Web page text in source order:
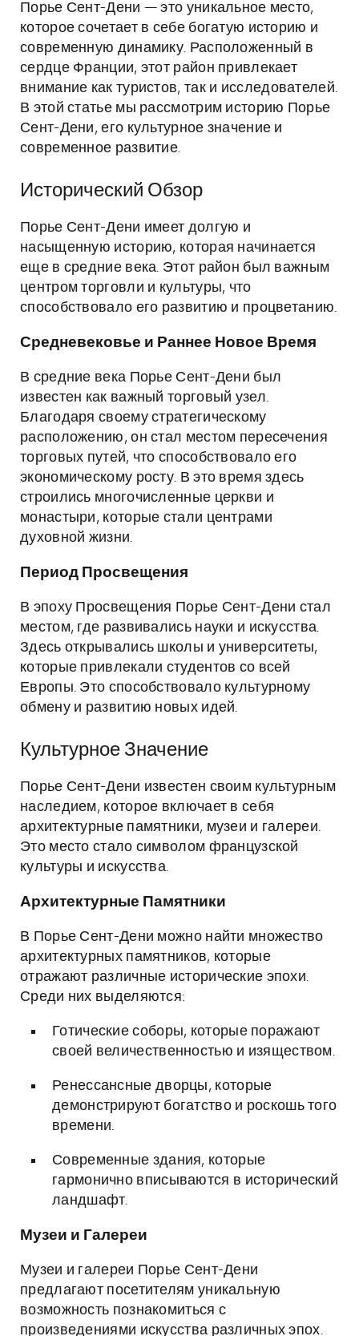
Порье Сент-Дени — это уникальное место,
которое сочетает в себе богатую историю и
современную динамику. Расположенный в
сердце Франции, этот район привлекает
внимание как туристов, так и исследователей.
В этой статье мы рассмотрим историю Порье
Сент-Дени, его культурное значение и
современное развитие.
Исторический Обзор
Порье Сент-Дени имеет долгую и
насыщенную историю, которая начинается
еще в средние века. Этот район был важным
центром торговли и культуры, что
способствовало его развитию и процветанию.
Средневековье и Раннее Новое Время
В средние века Порье Сент-Дени был
известен как важный торговый узел.
Благодаря своему стратегическому
расположению, он стал местом пересечения
торговых путей, что способствовало его
экономическому росту. В это время здесь
строились многочисленные церкви и
монастыри, которые стали центрами
духовной жизни.
Период Просвещения
В эпоху Просвещения Порье Сент-Дени стал
местом, где развивались науки и искусства.
Здесь открывались школы и университеты,
которые привлекали студентов со всей
Европы. Это способствовало культурному
обмену и развитию новых идей.
Культурное Значение
Порье Сент-Дени известен своим культурным
наследием, которое включает в себя
архитектурные памятники, музеи и галереи.
Это место стало символом французской
культуры и искусства.
Архитектурные Памятники
В Порье Сент-Дени можно найти множество
архитектурных памятников, которые
отражают различные исторические эпохи.
Среди них выделяются:
Готические соборы, которые поражают
своей величественностью и изяществом.
Ренессансные дворцы, которые
демонстрируют богатство и роскошь того
времени.
Современные здания, которые
гармонично вписываются в исторический
ландшафт.
Музеи и Галереи
Музеи и галереи Порье Сент-Дени
предлагают посетителям уникальную
возможность познакомиться с
произведениями искусства различных эпох.